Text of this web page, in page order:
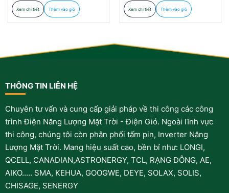
Xem chi tiết Thêm vào giỏ Xem chi tiết Thêm vào giỏ
THÔNG TIN LIÊN HỆ
Chuyên tư vấn và cung cấp giải pháp về thi công các công
trình Điện Năng Lượng Mặt Trời - Điện Gió. Ngoài lĩnh vực
thi công, chúng tôi còn phân phối tấm pin, Inverter Năng
Lượng Mặt Trời. Mang hiệu suất cao, bền bỉ như: LONGI,
QCELL, CANADIAN,ASTRONERGY, TCL, RẠNG ĐÔNG, AE,
AIKO..... SMA, KEHUA, GOOGWE, DEYE, SOLAX, SOLIS,
CHISAGE, SENERGY